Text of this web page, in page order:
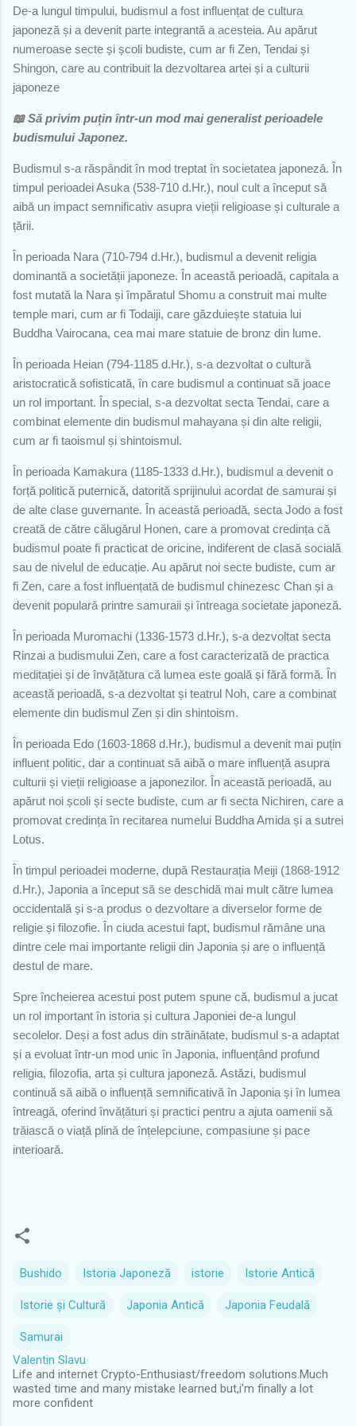
De-a lungul timpului, budismul a fost influențat de cultura
japoneză și a devenit parte integrantă a acesteia. Au apărut
numeroase secte și școli budiste, cum ar fi Zen, Tendai și
Shingon, care au contribuit la dezvoltarea artei și a culturii
japoneze
📖 Să privim puțin într-un mod mai generalist perioadele
budismului Japonez.
Budismul s-a răspândit în mod treptat în societatea japoneză. În
timpul perioadei Asuka (538-710 d.Hr.), noul cult a început să
aibă un impact semnificativ asupra vieții religioase și culturale a
țării.
În perioada Nara (710-794 d.Hr.), budismul a devenit religia
dominantă a societății japoneze. În această perioadă, capitala a
fost mutată la Nara și împăratul Shomu a construit mai multe
temple mari, cum ar fi Todaiji, care găzduiește statuia lui
Buddha Vairocana, cea mai mare statuie de bronz din lume.
În perioada Heian (794-1185 d.Hr.), s-a dezvoltat o cultură
aristocratică sofisticată, în care budismul a continuat să joace
un rol important. În special, s-a dezvoltat secta Tendai, care a
combinat elemente din budismul mahayana și din alte religii,
cum ar fi taoismul și shintoismul.
În perioada Kamakura (1185-1333 d.Hr.), budismul a devenit o
forță politică puternică, datorită sprijinului acordat de samurai și
de alte clase guvernante. În această perioadă, secta Jodo a fost
creată de către călugărul Honen, care a promovat credința că
budismul poate fi practicat de oricine, indiferent de clasă socială
sau de nivelul de educație. Au apărut noi secte budiste, cum ar
fi Zen, care a fost influențată de budismul chinezesc Chan și a
devenit populară printre samuraii și întreaga societate japoneză.
În perioada Muromachi (1336-1573 d.Hr.), s-a dezvoltat secta
Rinzai a budismului Zen, care a fost caracterizată de practica
meditației și de învățătura că lumea este goală și fără formă. În
această perioadă, s-a dezvoltat și teatrul Noh, care a combinat
elemente din budismul Zen și din shintoism.
În perioada Edo (1603-1868 d.Hr.), budismul a devenit mai puțin
influent politic, dar a continuat să aibă o mare influență asupra
culturii și vieții religioase a japonezilor. În această perioadă, au
apărut noi școli și secte budiste, cum ar fi secta Nichiren, care a
promovat credința în recitarea numelui Buddha Amida și a sutrei
Lotus.
În timpul perioadei moderne, după Restaurația Meiji (1868-1912
d.Hr.), Japonia a început să se deschidă mai mult către lumea
occidentală și s-a produs o dezvoltare a diverselor forme de
religie și filozofie. În ciuda acestui fapt, budismul rămâne una
dintre cele mai importante religii din Japonia și are o influență
destul de mare.
Spre încheierea acestui post putem spune că, budismul a jucat
un rol important în istoria și cultura Japoniei de-a lungul
secolelor. Deși a fost adus din străinătate, budismul s-a adaptat
și a evoluat într-un mod unic în Japonia, influențând profund
religia, filozofia, arta și cultura japoneză. Astăzi, budismul
continuă să aibă o influență semnificativă în Japonia și în lumea
întreagă, oferind învățături și practici pentru a ajuta oamenii să
trăiască o viață plină de înțelepciune, compasiune și pace
interioară.
Bushido Istoria Japoneză istorie Istorie Antică
Istorie și Cultură Japonia Antică Japonia Feudală
Samurai
Valentin Slavu
Life and internet Crypto-Enthusiast/freedom solutions.Much
wasted time and many mistake learned but,i'm finally a lot
more confident